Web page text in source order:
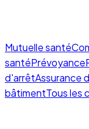
Mutuelle santé
santéPrévoyance
d'arrêtAssurance
bâtimentTous les